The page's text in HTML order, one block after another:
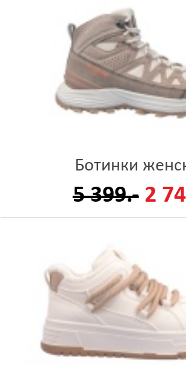
Ботинки
5 399.- 2